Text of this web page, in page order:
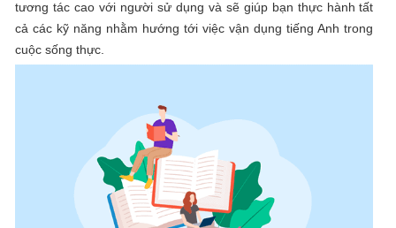
tương tác cao với người sử dụng và sẽ giúp bạn thực hành tất
cả các kỹ năng nhằm hướng tới việc vận dụng tiếng Anh trong
cuộc sống thực.